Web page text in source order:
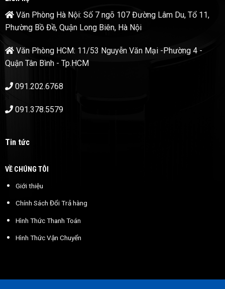
Văn Phòng Hà Nội: Số 7 ngõ 107 Đường Lâm Du, Tổ 11,
Phường Bồ Đề, Quận Long Biên, Hà Nội
Văn Phòng HCM: 11/53 Nguyễn Văn Mại -Phường 4 -
Quận Tân Bình - Tp.HCM
091.202.6768
091.378.5579
Tin tức
VỀ CHÚNG TÔI
Giới thiệu
Chính Sách Đổi Trả hàng
Hình Thức Thanh Toán
Hình Thức Vận Chuyển